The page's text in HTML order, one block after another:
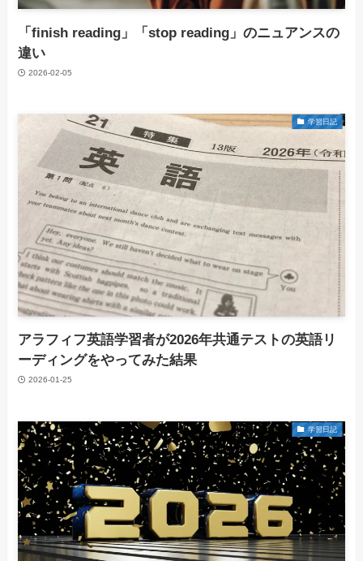
「finish reading」「stop reading」のニュアンスの
違い
2026-02-05
学習日記
アラフィフ英語学習者が2026年共通テストの英語リ
ーディングをやってみた結果
2026-01-25
学習日記